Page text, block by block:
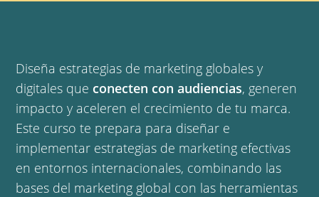
Diseña estrategias de marketing globales y
digitales que conecten con audiencias, generen
impacto y aceleren el crecimiento de tu marca.
Este curso te prepara para diseñar e
implementar estrategias de marketing efectivas
en entornos internacionales, combinando las
bases del marketing global con las herramientas